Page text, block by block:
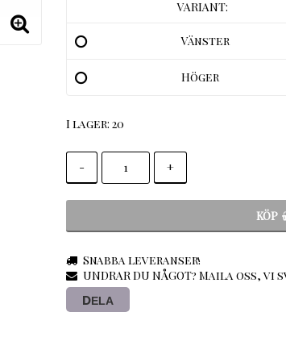
VARIANT:
Vänster
Höger
I lager: 20
- +
KÖP
Snabba leveranser!
UNDRAR DU NÅGOT? Maila oss,
DELA